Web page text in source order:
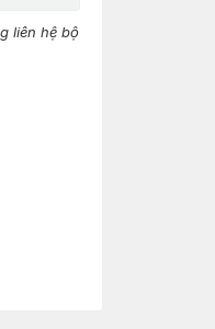
liên hệ bộ